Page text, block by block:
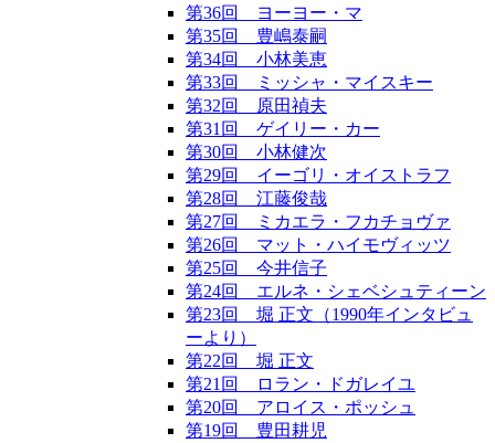
第36回 ヨーヨー・マ
第35回 豊嶋泰嗣
第34回 小林美恵
第33回 ミッシャ・マイスキー
第32回 原田禎夫
第31回 ゲイリー・カー
第30回 小林健次
第29回 イーゴリ・オイストラフ
第28回 江藤俊哉
第27回 ミカエラ・フカチョヴァ
第26回 マット・ハイモヴィッツ
第25回 今井信子
第24回 エルネ・シェベシュティーン
第23回 堀 正文（1990年インタビュ
ーより）
第22回 堀 正文
第21回 ロラン・ドガレイユ
第20回 アロイス・ポッシュ
第19回 豊田耕児